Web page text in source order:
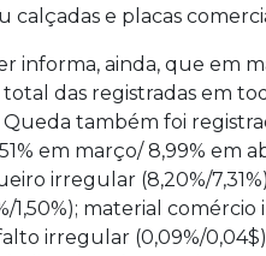
calçadas e placas
informa, ainda, que em
das registradas em
Queda também foi
em março/ 8,99% em
irregular (8,20%/
1,50%); material comércio
irregular (0,09%/